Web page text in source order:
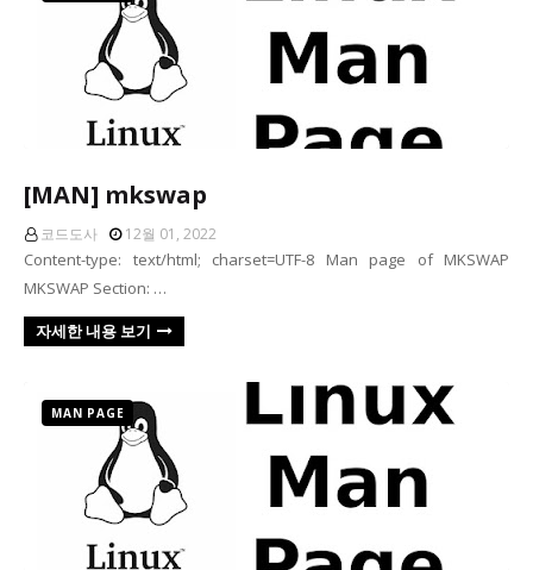
[MAN] mkswap
코드도사 12월 01, 2022
Content-type: text/html; charset=UTF-8 Man page of MKSWAP
MKSWAP Section: …
자세한 내용 보기
MAN PAGE